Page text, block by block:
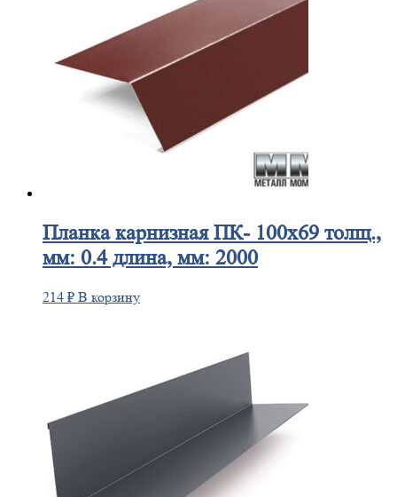
Планкакарнизная ПК- 100х69 толщ.,
мм: 0.4 длина, мм: 2000
214 ₽ В корзину